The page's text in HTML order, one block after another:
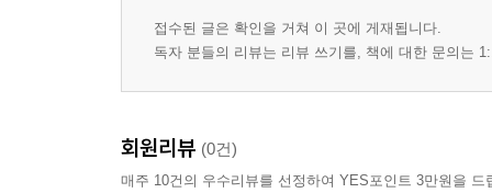
CHAPTER 12 평가연구
PART 04 양적 및 질적 자료분석
CHAPTER 13 질적 자료분석
CHAPTER 14 양적 자료분석
접수된 글은 확인을 거쳐 이 곳에 게재됩니다.
독자 분들의 리뷰는 리뷰 쓰기를, 책에 대한 문의는
회원리뷰 (0건)
매주 10건의 우수리뷰를 선정하여 YES포인트 3만원을 드